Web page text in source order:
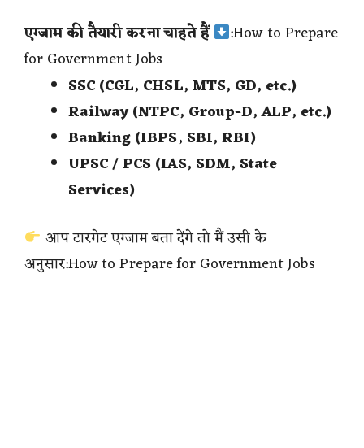
एग्जाम की तैयारी करना चाहते हैं
:How to Prepare
for Government Jobs
SSC (CGL, CHSL, MTS, GD, etc.)
Railway (NTPC, Group-D, ALP, etc.)
Banking (IBPS, SBI, RBI)
UPSC / PCS (IAS, SDM, State
Services)
आप टारगेट एग्जाम बता देंगे तो मैं उसी के
अनुसार:How to Prepare for Government Jobs